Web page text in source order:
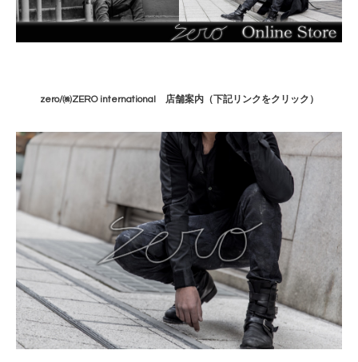
zero/㈱ZERO international 店舗案内（下記リンクをクリック）